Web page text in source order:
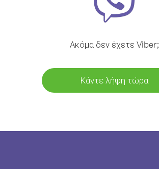
Ακόμα δεν έχετε Viber;
Κάντε λήψη τώρα